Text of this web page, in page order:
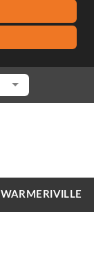
WARMERIVILLE